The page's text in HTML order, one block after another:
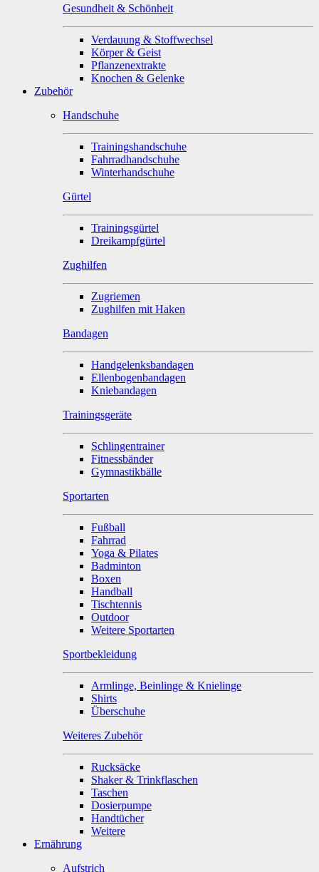
Gesundheit & Schönheit
Verdauung & Stoffwechsel
Körper & Geist
Pflanzenextrakte
Knochen & Gelenke
Zubehör
Handschuhe
Trainingshandschuhe
Fahrradhandschuhe
Winterhandschuhe
Gürtel
Trainingsgürtel
Dreikampfgürtel
Zughilfen
Zugriemen
Zughilfen mit Haken
Bandagen
Handgelenksbandagen
Ellenbogenbandagen
Kniebandagen
Trainingsgeräte
Schlingentrainer
Fitnessbänder
Gymnastikbälle
Sportarten
Fußball
Fahrrad
Yoga & Pilates
Badminton
Boxen
Handball
Tischtennis
Outdoor
Weitere Sportarten
Sportbekleidung
Armlinge, Beinlinge & Knielinge
Shirts
Überschuhe
Weiteres Zubehör
Rucksäcke
Shaker & Trinkflaschen
Taschen
Dosierpumpe
Handtücher
Weitere
Ernährung
Aufstrich